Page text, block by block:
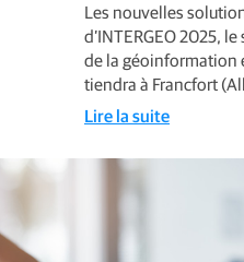
Les nouvelles
d’INTERGEO 2025,
de la géoinformation
tiendra à Francfort
Lire la suite